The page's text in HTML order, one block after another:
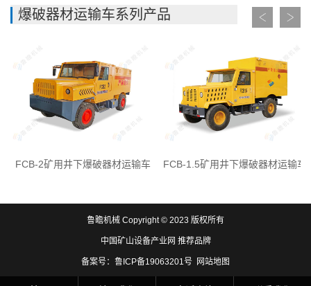
爆破器材运输车系列产品
FCB-2矿用井下爆破器材运输车 FCB-1.5矿用井下爆破器材运输车
鲁瞻机械 Copyright © 2023 版权所有
中国矿山设备产业网 推荐品牌
备案号： 鲁ICP备19063201号 网站地图